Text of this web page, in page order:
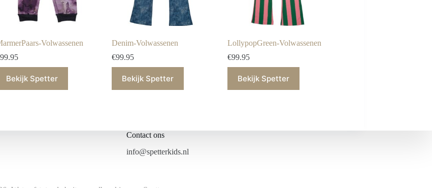
Volwassenen
99.95
Bekijk Spetter
Denim-Volwassenen
€99.95
Bekijk Spetter
LollypopGreen-Volwassenen
€99.95
Bekijk Spetter
Contact ons
info@spetterkids.nl